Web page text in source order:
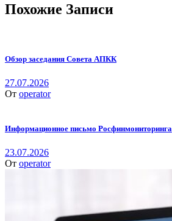
Похожие Записи
Обзор заседания Совета АПКК
27.07.2026
От operator
Информационное письмо Росфинмониторинга
23.07.2026
От operator